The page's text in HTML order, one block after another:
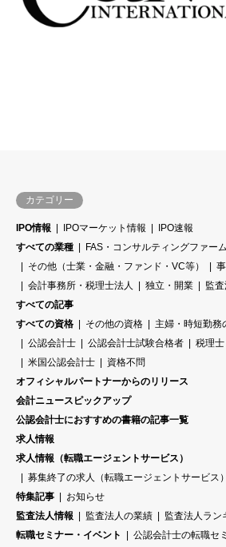
カテゴリー
IPO情報 IPOマーケット情報
IPO速報
すべての業種
FAS・コンサルティングファーム
その他（士業・金融・ファンド・VC等）
会計事務所・税理士法人
独立・開業
監査
すべての記事
すべての資格
その他の資格
主婦・時短勤務
公認会計士
公認会計士試験合格者 税理士
米国公認会計士
資格不問
オフィシャルパートナーからのリリース
会計ニュースピックアップ
公認会計士におすすめの書籍の記事一覧
求人情報
求人情報（転職エージェントサービス）
募集終了の求人（転職エージェントサービス）
特集記事
お知らせ
監査法人情報
監査法人の業績
監査法人ラン
転職セミナー・イベント
公認会計士の転職セ